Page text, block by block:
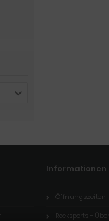
Informationen
Öffnungszeiten
Rocksports -